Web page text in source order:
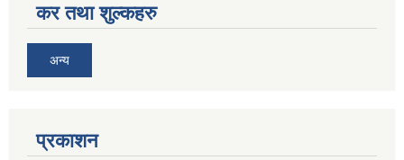
कर तथा शुल्कहरु
अन्य
प्रकाशन